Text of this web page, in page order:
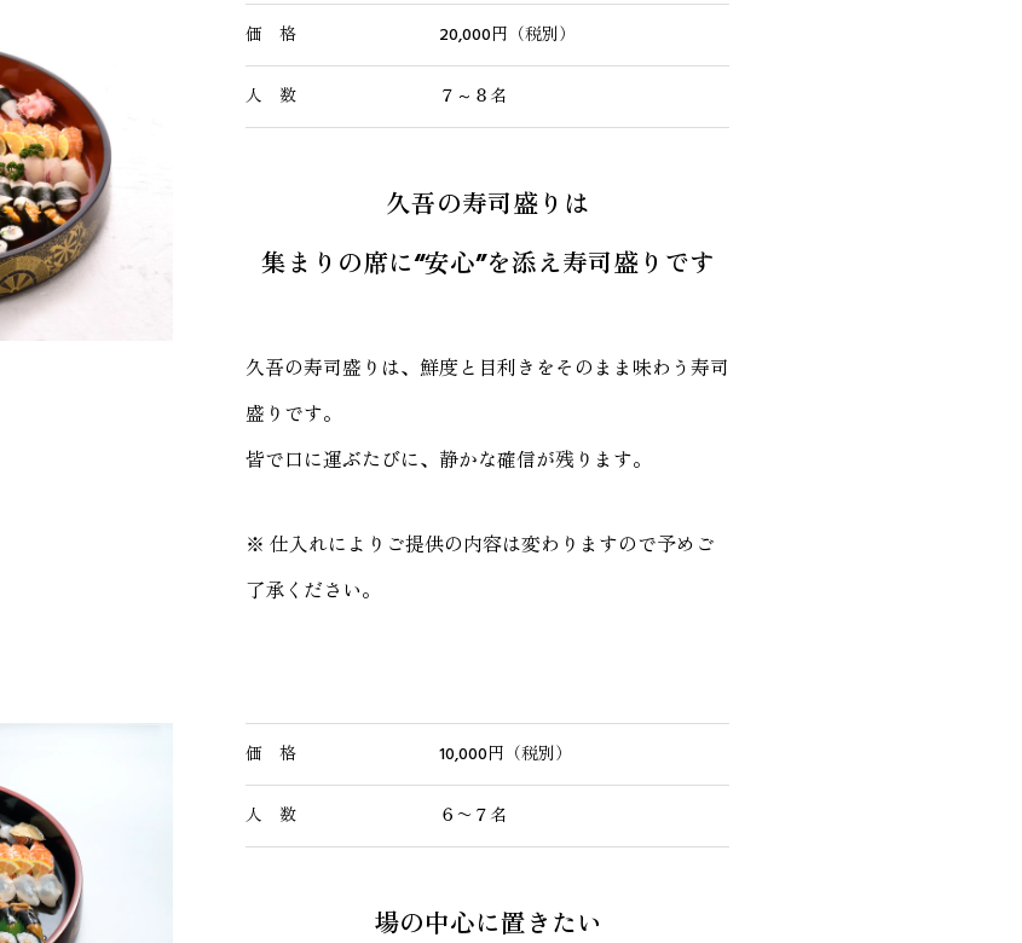
価 格 20,000円（税別）
人 数 ７～８名
久吾の寿司盛りは
集まりの席に“安心”を添え寿司盛りです
久吾の寿司盛りは、鮮度と目利きをそのまま味わう寿司
盛りです。
皆で口に運ぶたびに、静かな確信が残ります。
※ 仕入れによりご提供の内容は変わりますので予めご
了承ください。
価 格 10,000円（税別）
人 数 ６〜７名
場の中心に置きたい